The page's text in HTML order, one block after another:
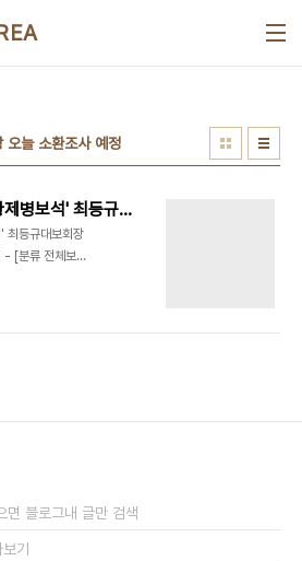
오늘 소환조사 예정
노동부 서울강남지청, '황제병보석' 최등규대보회장 오늘 소환조사 예정
최등규대보회장
[분류 전체보
최등규 대보회
면 블로그내 글만 검색
기